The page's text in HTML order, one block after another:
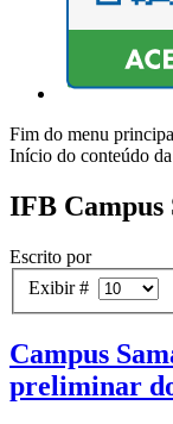
Fim do menu
Início do conteúdo
IFB Campus
Escrito por
Exibir #
Campus
preliminar